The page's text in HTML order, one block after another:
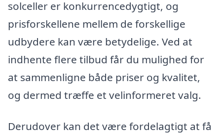
solceller er konkurrencedygtigt, og
prisforskellene mellem de forskellige
udbydere kan være betydelige. Ved at
indhente flere tilbud får du mulighed for
at sammenligne både priser og kvalitet,
og dermed træffe et velinformeret valg.
Derudover kan det være fordelagtigt at få